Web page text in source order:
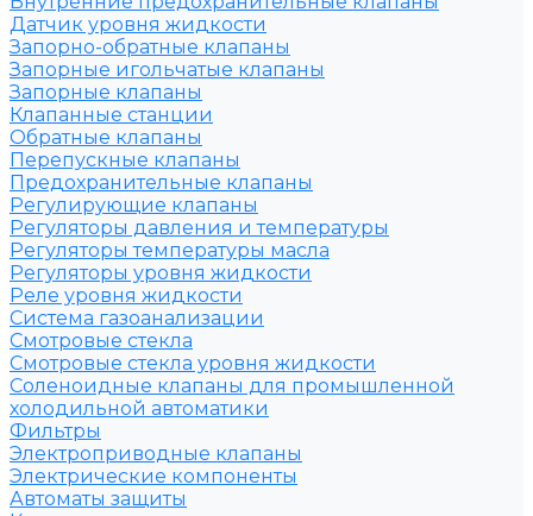
Датчик уровня жидкости
Запорно-обратные клапаны
Запорные игольчатые клапаны
Запорные клапаны
Клапанные станции
Обратные клапаны
Перепускные клапаны
Предохранительные клапаны
Регулирующие клапаны
Регуляторы давления и температуры
Регуляторы температуры масла
Регуляторы уровня жидкости
Реле уровня жидкости
Система газоанализации
Смотровые стекла
Смотровые стекла уровня жидкости
Соленоидные клапаны для промышленной
холодильной автоматики
Фильтры
Электроприводные клапаны
Электрические компоненты
Автоматы защиты